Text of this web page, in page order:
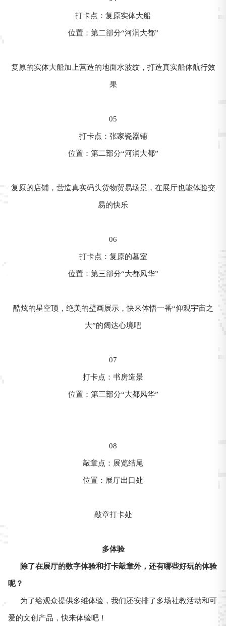
打卡点：复原实体大船
位置：第二部分“河润大都”
复原的实体大船加上营造的地面水波纹，打造真实船体航行效
果
05
打卡点：张家瓷器铺
位置：第二部分“河润大都”
复原的店铺，营造真实码头货物贸易场景，在展厅也能体验交
易的快乐
06
打卡点：复原的墓室
位置：第三部分“大都风华”
酷炫的星空顶，绝美的壁画展示，快来体悟一番“仰观宇宙之
大”的阔达心境吧
07
打卡点：书房造景
位置：第三部分“大都风华”
08
敲章点：展览结尾
位置：展厅出口处
敲章打卡处
多体验
除了在展厅的数字体验和打卡敲章外，还有哪些好玩的体验
呢？
为了给观众提供多维体验，我们还安排了多场社教活动和可
爱的文创产品，快来体验吧！